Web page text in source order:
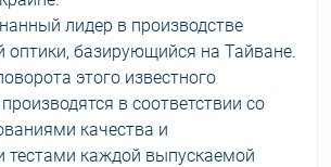
лидер в производстве
оптики, базирующийся на Тайване.
этого известного
в соответствии со
качества и
тестами каждой выпускаемой